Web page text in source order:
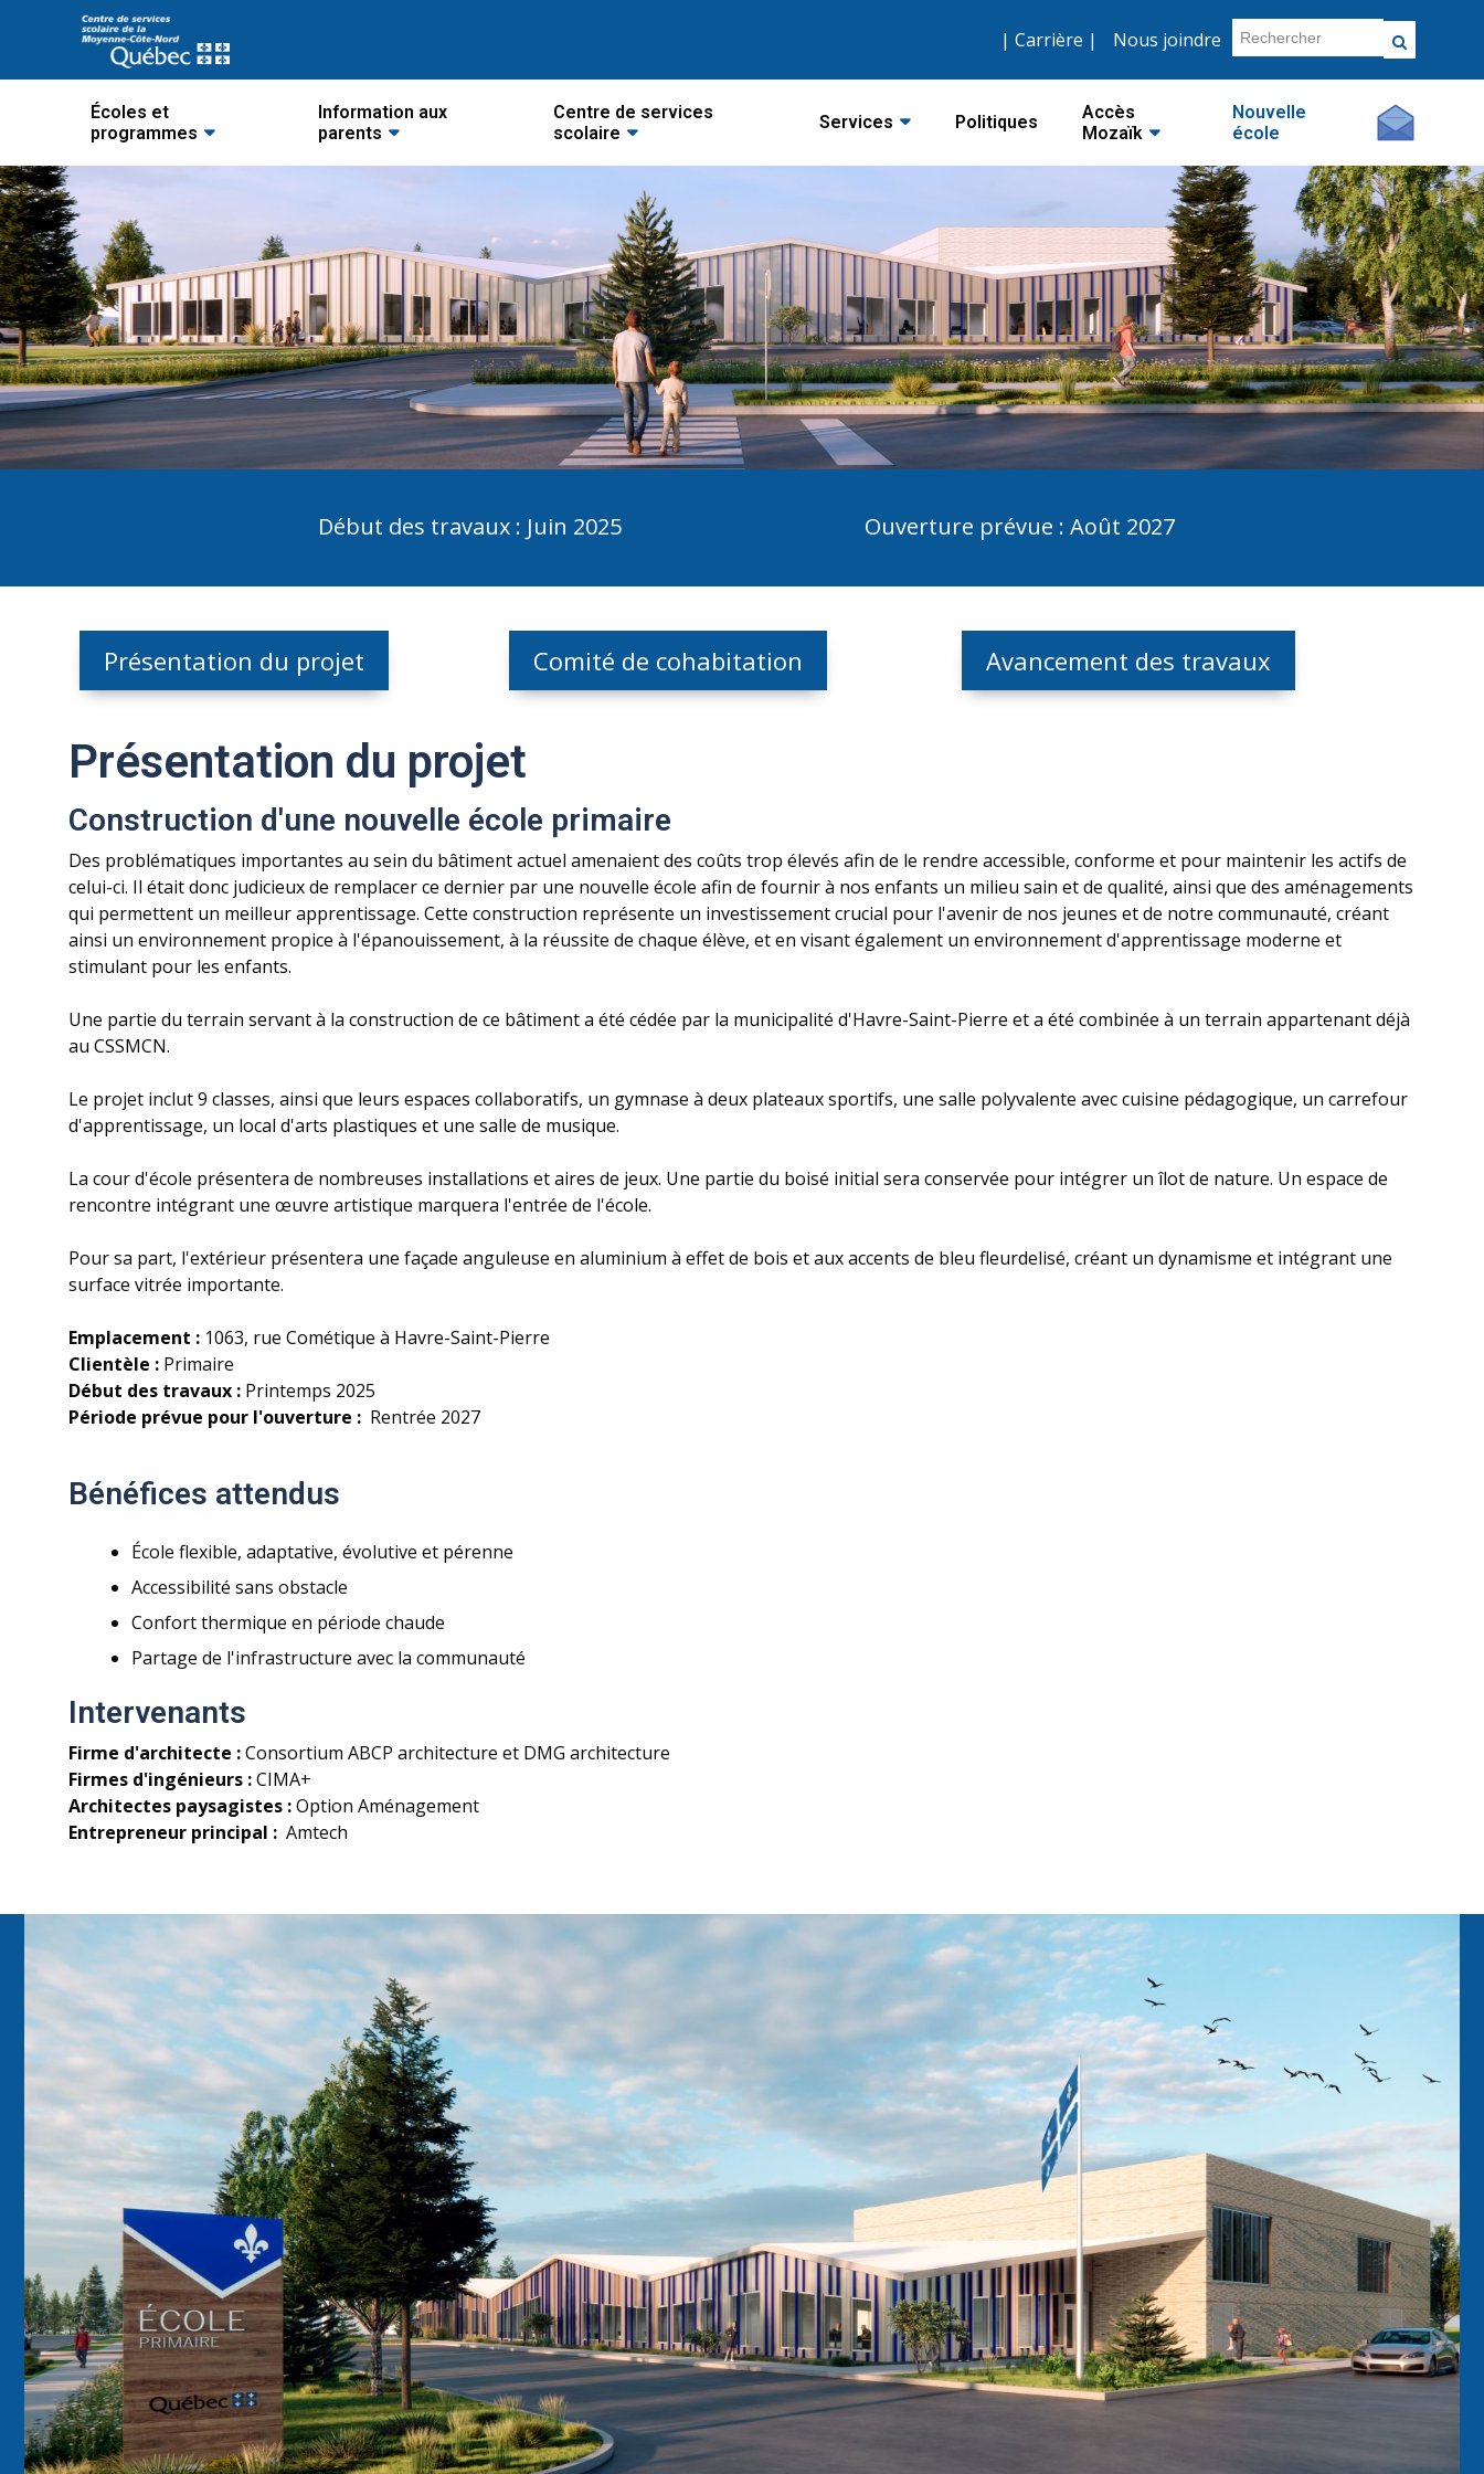
| Carrière | Nous joindre
Écoles et
programmes
Information aux
parents
Centre de services
scolaire
Services Politiques
Accès
Mozaïk
Nouvelle
école
Début des travaux : Juin 2025 Ouverture prévue : Août 2027
Présentation du projet Comité de cohabitation Avancement des travaux
Présentation du projet
Construction d'une nouvelle école primaire
Des problématiques importantes au sein du bâtiment actuel amenaient des coûts trop élevés afin de le rendre accessible, conforme et pour maintenir les actifs de
celui-ci. Il était donc judicieux de remplacer ce dernier par une nouvelle école afin de fournir à nos enfants un milieu sain et de qualité, ainsi que des aménagements
qui permettent un meilleur apprentissage. Cette construction représente un investissement crucial pour l'avenir de nos jeunes et de notre communauté, créant
ainsi un environnement propice à l'épanouissement, à la réussite de chaque élève, et en visant également un environnement d'apprentissage moderne et
stimulant pour les enfants.
Une partie du terrain servant à la construction de ce bâtiment a été cédée par la municipalité d'Havre-Saint-Pierre et a été combinée à un terrain appartenant déjà
au CSSMCN.
Le projet inclut 9 classes, ainsi que leurs espaces collaboratifs, un gymnase à deux plateaux sportifs, une salle polyvalente avec cuisine pédagogique, un carrefour
d'apprentissage, un local d'arts plastiques et une salle de musique.
La cour d'école présentera de nombreuses installations et aires de jeux. Une partie du boisé initial sera conservée pour intégrer un îlot de nature. Un espace de
rencontre intégrant une œuvre artistique marquera l'entrée de l'école.
Pour sa part, l'extérieur présentera une façade anguleuse en aluminium à effet de bois et aux accents de bleu fleurdelisé, créant un dynamisme et intégrant une
surface vitrée importante.
Emplacement : 1063, rue Cométique à Havre-Saint-Pierre
Clientèle : Primaire
Début des travaux : Printemps 2025
Période prévue pour l'ouverture : Rentrée 2027
Bénéfices attendus
École flexible, adaptative, évolutive et pérenne
Accessibilité sans obstacle
Confort thermique en période chaude
Partage de l'infrastructure avec la communauté
Intervenants
Firme d'architecte :Consortium ABCP architecture et DMG architecture
Firmes d'ingénieurs :CIMA+
Architectes paysagistes :Option Aménagement
Entrepreneur principal : Amtech